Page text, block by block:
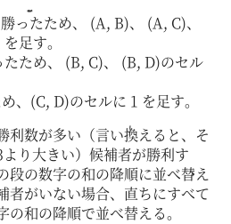
ったため、 (A, B)、 (A, C)、
足す。
たため、 (B, C)、 (B, D)のセル
、(C, D)のセルに 1 を足す。
利数が多い（言い換えると、そ
り大きい）候補者が勝利す
段の数字の和の降順に並べ替え
者がいない場合、直ちにすべて
和の降順で並べ替える。